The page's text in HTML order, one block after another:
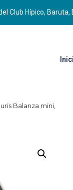
Club Hípico, Baruta,
Balanza mini,